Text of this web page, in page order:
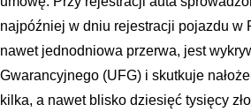
najpóźniej w dniu rejestracji pojazdu w
nawet jednodniowa przerwa, jest
Gwarancyjnego (UFG) i skutkuje
kilka, a nawet blisko dziesięć tysięcy